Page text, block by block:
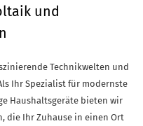
und
Technikwelten und
Ihr Spezialist für modernste
Haushaltsgeräte bieten wir
die Ihr Zuhause in einen Ort